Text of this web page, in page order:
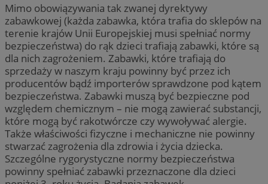
Mimo obowiązywania tak zwanej dyrektywy
zabawkowej (każda zabawka, która trafia do sklepów na
terenie krajów Unii Europejskiej musi spełniać normy
bezpieczeństwa) do rąk dzieci trafiają zabawki, które są
dla nich zagrożeniem. Zabawki, które trafiają do
sprzedaży w naszym kraju powinny być przez ich
producentów bądź importerów sprawdzone pod kątem
bezpieczeństwa. Zabawki muszą być bezpieczne pod
względem chemicznym – nie mogą zawierać substancji,
które mogą być rakotwórcze czy wywoływać alergie.
Także właściwości fizyczne i mechaniczne nie powinny
stwarzać zagrożenia dla zdrowia i życia dziecka.
Szczególne rygorystyczne normy bezpieczeństwa
powinny spełniać zabawki przeznaczone dla dzieci